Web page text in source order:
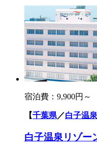
宿泊費： 9,900円～
【千葉県／白子温泉
白子温泉リゾー